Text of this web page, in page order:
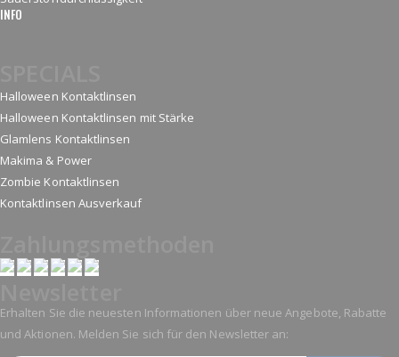
INFO
Halloween Kontaktlinsen
Halloween Kontaktlinsen mit Stärke
Glamlens Kontaktlinsen
Makima & Power
Zombie Kontaktlinsen
Kontaktlinsen Ausverkauf
Erhalten Sie die neuesten Informationen über neue Angebote, Rabatte
und Aktionen. Melden Sie sich für den Newsletter an: